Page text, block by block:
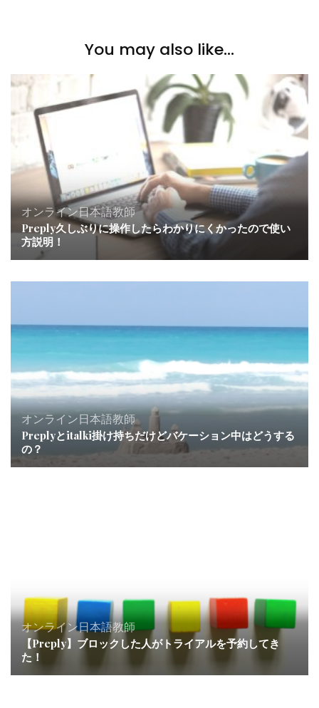
You may also like...
オンライン日本語教師
Preply久しぶりに操作したらわかりにくかったので使い
方説明！
オンライン日本語教師
Preplyとitalki掛け持ちだけどバケーション中はどうする
の？
オンライン日本語教師
【Preply】ブロックした人がトライアルを予約してき
た！